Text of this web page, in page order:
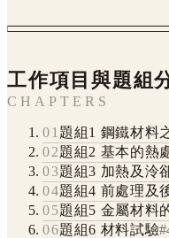
工作項目與題組
CHAPTERS
01 題組1 鋼鐵材料
02題組2 基本的熱
03題組3 加熱及泠
04題組4 前處理及
05題組5 金屬材料
06題組6 材料試驗#